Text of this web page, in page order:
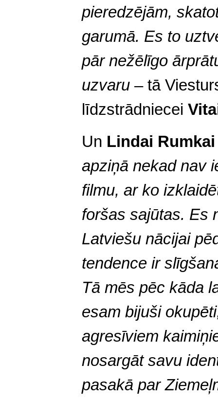
pieredzējām,
garumā. Es to
pār nežēlīgo
uzvaru – tā
līdzstrādniecei
Un Lindai
apziņā nekad nav
filmu, ar ko
foršas sajūtas. Es
Latviešu nācijai
tendence ir
Tā mēs pēc kāda
esam bijuši
agresīviem
nosargāt savu
pasakā par